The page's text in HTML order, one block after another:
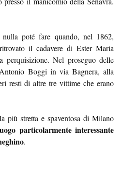
poté fare quando, nel 1862,
il cadavere di Ester Maria
perquisizione. Nel proseguo delle
Boggi in via Bagnera, alla
resti di altre tre vittime che erano
più stretta e spaventosa di Milano
particolarmente interessante
.